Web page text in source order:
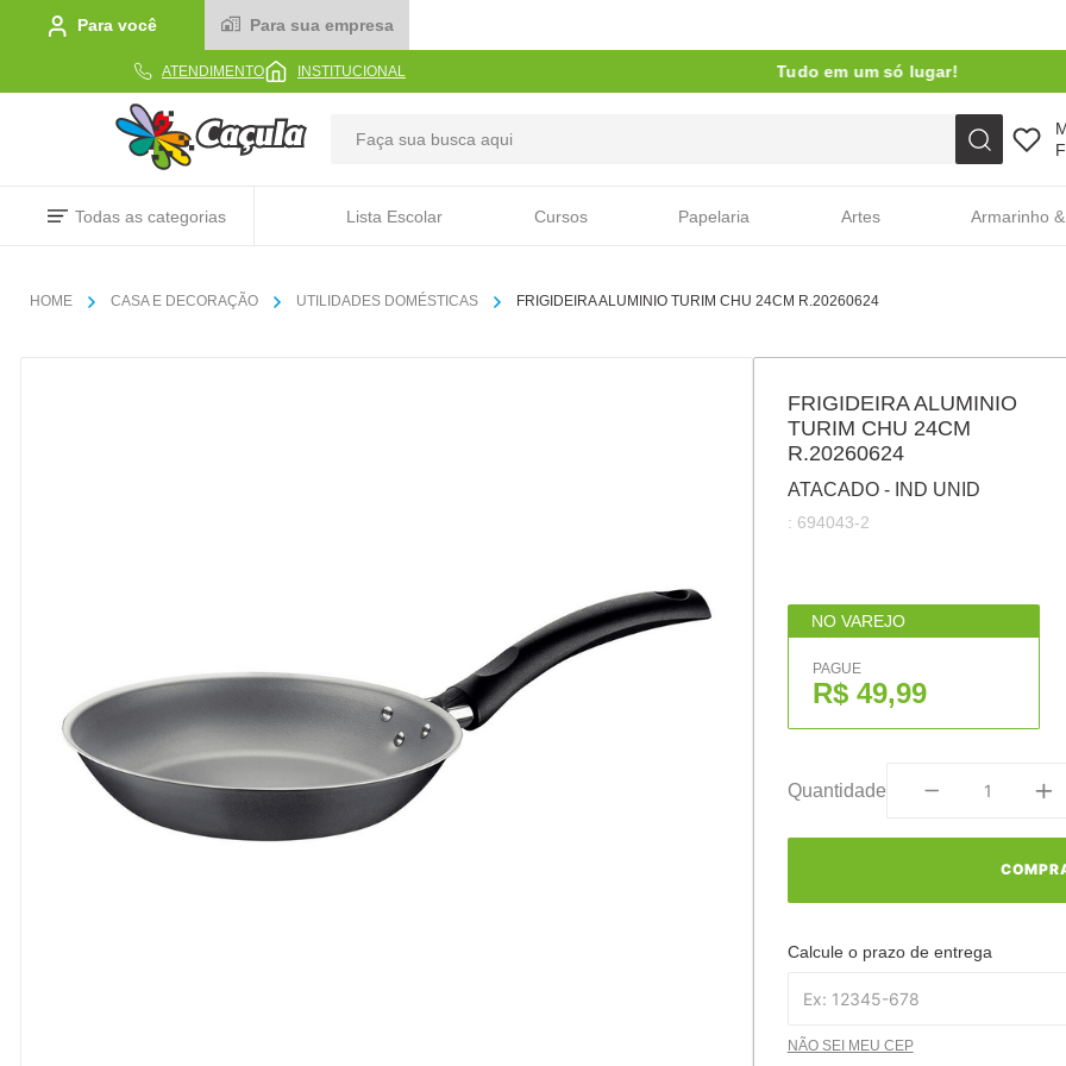
Para você Para sua empresa
ATENDIMENTO INSTITUCIONAL Tudo em um só lugar!
Todas as categorias Lista Escolar Cursos Papelaria Artes Armarinho
CASA E DECORAÇÃO UTILIDADES DOMÉSTICAS FRIGIDEIRA ALUMINIO TURIM CHU 24CM R.20260624
FRIGIDEIRA ALUMINIO
TURIM CHU 24CM
R.20260624
ATACADO - IND UNID
: 694043-2
NO VAREJO
PAGUE
R$ 49,99
Quantidade
Calcule o prazo de entrega
NÃO SEI MEU CEP
TERMOS MAIS BUSCADOS
º